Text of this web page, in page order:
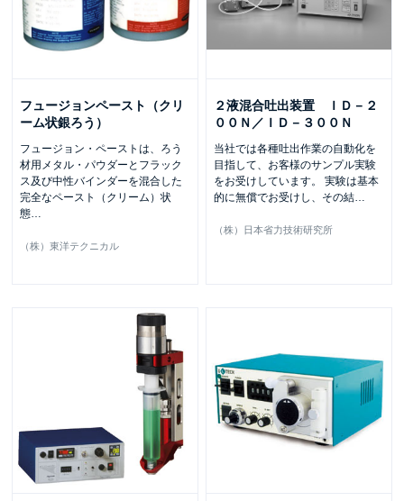
フュージョンペースト（クリ
ーム状銀ろう）
フュージョン・ペーストは、ろう
材用メタル・パウダーとフラック
ス及び中性バインダーを混合した
完全なペースト（クリーム）状
態…
（株）東洋テクニカル
２液混合吐出装置 ＩＤ－２
００Ｎ／ＩＤ－３００Ｎ
当社では各種吐出作業の自動化を
目指して、お客様のサンプル実験
をお受けしています。 実験は基本
的に無償でお受けし、その結…
（株）日本省力技術研究所